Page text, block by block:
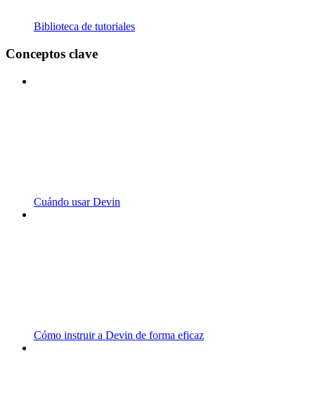
Biblioteca de tutoriales
Conceptos clave
Cuándo usar Devin
Cómo instruir a Devin de forma eficaz